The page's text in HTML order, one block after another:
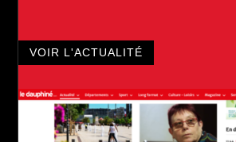
VOIR L'ACTUALITÉ